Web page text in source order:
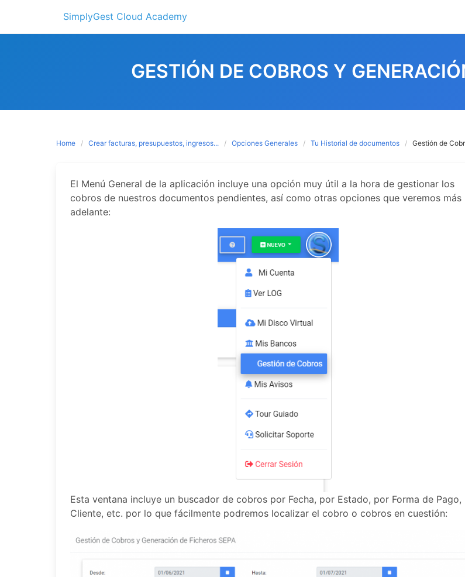
content
SimplyGest Cloud Academy
GESTIÓN DE COBROS Y
Home Crear facturas, presupuestos, ingresos... Opciones Generales Tu Historial de documentos Gestión de
El Menú General de la aplicación incluye una opción muy útil a la hora de gestionar los
cobros de nuestros documentos pendientes, así como otras opciones que veremos más
adelante:
Esta ventana incluye un buscador de cobros por Fecha, por Estado, por Forma de Pago,
Cliente, etc. por lo que fácilmente podremos localizar el cobro o cobros en cuestión: